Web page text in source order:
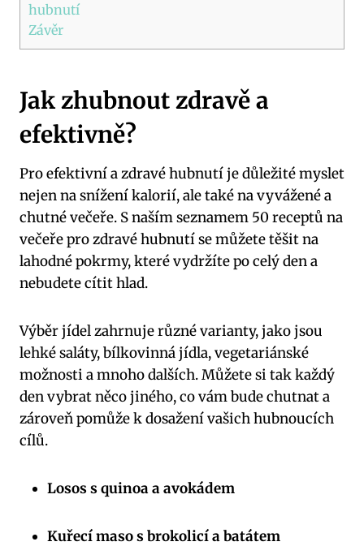
hubnutí
Závěr
Jak zhubnout zdravě a
efektivně?
Pro efektivní a zdravé hubnutí je důležité myslet
nejen na snížení kalorií, ale také na vyvážené a
chutné večeře. S naším seznamem 50 receptů na
večeře pro zdravé hubnutí se můžete těšit na
lahodné pokrmy, které vydržíte po celý den a
nebudete cítit hlad.
Výběr jídel zahrnuje různé varianty, jako jsou
lehké saláty, bílkovinná jídla, vegetariánské
možnosti a mnoho dalších. Můžete si tak každý
den vybrat něco jiného, co vám bude chutnat a
zároveň pomůže k dosažení vašich hubnoucích
cílů.
Losos s quinoa a avokádem
Kuřecí maso s brokolicí a batátem